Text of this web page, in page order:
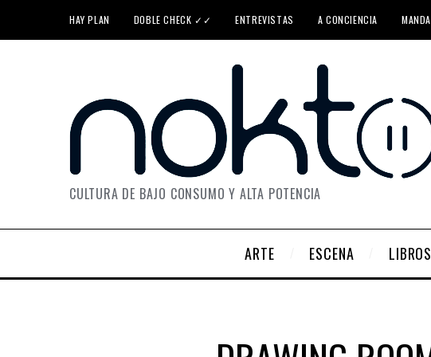
HAY PLAN DOBLE CHECK ✓✓ ENTREVISTAS A CONCIENCIA
CULTURA DE BAJO CONSUMO Y ALTA POTENCIA
ARTE ESCENA LIBROS